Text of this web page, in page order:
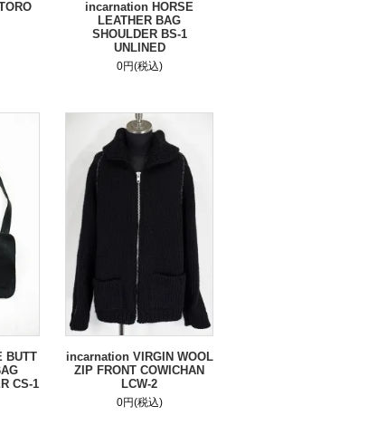
incarnation HORSE
LEATHER BAG
SHOULDER BS-1
UNLINED
0円(税込)
BUTT
CS-1
incarnation VIRGIN WOOL
ZIP FRONT COWICHAN
LCW-2
0円(税込)